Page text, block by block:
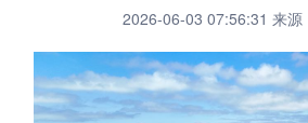
全球
科技 科普 体
2026-06-03 07:56:31 来源